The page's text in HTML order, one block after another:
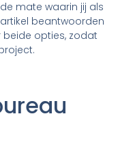
mate waarin jij als
beantwoorden
opties, zodat